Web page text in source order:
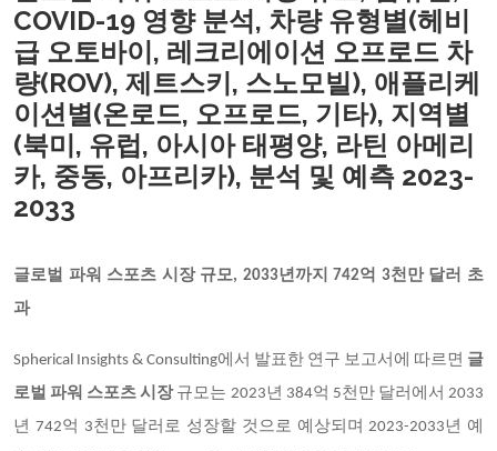
COVID-19 영향 분석, 차량 유형별(헤비
급 오토바이, 레크리에이션 오프로드 차
량(ROV), 제트스키, 스노모빌), 애플리케
이션별(온로드, 오프로드, 기타), 지역별
(북미, 유럽, 아시아 태평양, 라틴 아메리
카, 중동, 아프리카), 분석 및 예측 2023-
2033
글로벌 파워 스포츠 시장 규모, 2033년까지 742억 3천만 달러 초
과
Spherical Insights & Consulting에서 발표한 연구 보고서에 따르면 글
로벌 파워 스포츠 시장 규모는 2023년 384억 5천만 달러에서 2033
년 742억 3천만 달러로 성장할 것으로 예상되며 2023-2033년 예